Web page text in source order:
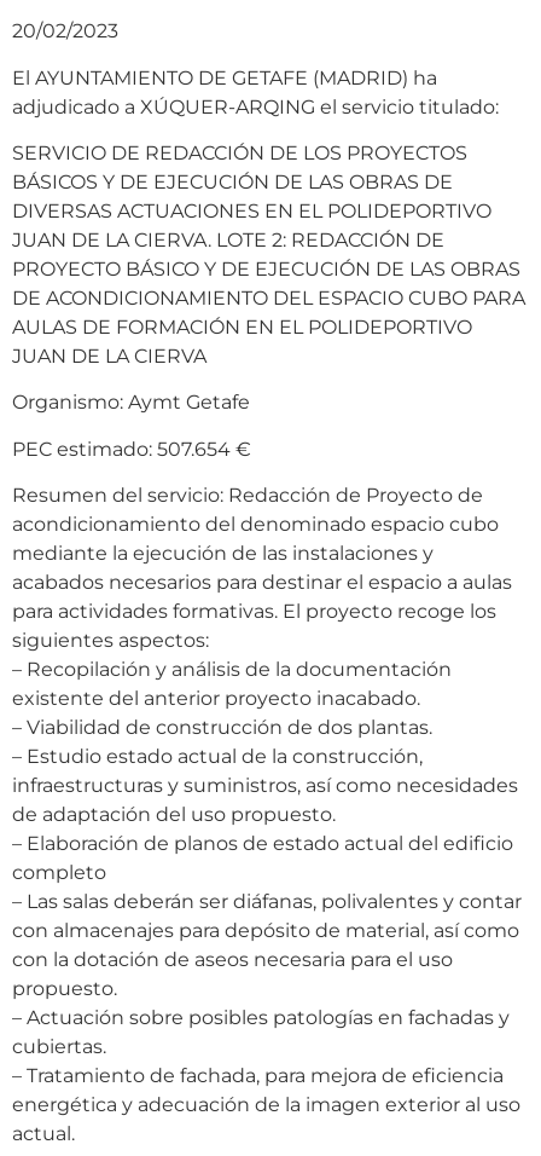
20/02/2023
El AYUNTAMIENTO DE GETAFE (MADRID) ha
adjudicado a XÚQUER-ARQING el servicio titulado:
SERVICIO DE REDACCIÓN DE LOS PROYECTOS
BÁSICOS Y DE EJECUCIÓN DE LAS OBRAS DE
DIVERSAS ACTUACIONES EN EL POLIDEPORTIVO
JUAN DE LA CIERVA. LOTE 2: REDACCIÓN DE
PROYECTO BÁSICO Y DE EJECUCIÓN DE LAS OBRAS
DE ACONDICIONAMIENTO DEL ESPACIO CUBO PARA
AULAS DE FORMACIÓN EN EL POLIDEPORTIVO
JUAN DE LA CIERVA
Organismo: Aymt Getafe
PEC estimado: 507.654 €
Resumen del servicio: Redacción de Proyecto de
acondicionamiento del denominado espacio cubo
mediante la ejecución de las instalaciones y
acabados necesarios para destinar el espacio a aulas
para actividades formativas. El proyecto recoge los
siguientes aspectos:
– Recopilación y análisis de la documentación
existente del anterior proyecto inacabado.
– Viabilidad de construcción de dos plantas.
– Estudio estado actual de la construcción,
infraestructuras y suministros, así como necesidades
de adaptación del uso propuesto.
– Elaboración de planos de estado actual del edificio
completo
– Las salas deberán ser diáfanas, polivalentes y contar
con almacenajes para depósito de material, así como
con la dotación de aseos necesaria para el uso
propuesto.
– Actuación sobre posibles patologías en fachadas y
cubiertas.
– Tratamiento de fachada, para mejora de eficiencia
energética y adecuación de la imagen exterior al uso
actual.